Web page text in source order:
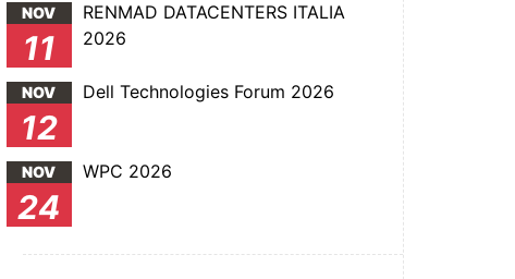
NOV
11
RENMAD DATACENTERS ITALIA
2026
NOV
12
Dell Technologies Forum 2026
NOV
24
WPC 2026